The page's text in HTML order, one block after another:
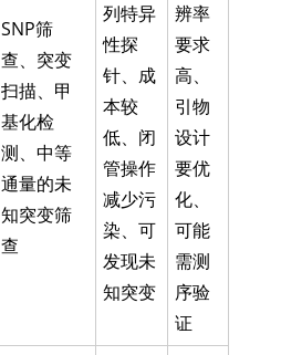
SNP筛
查、突变
扫描、甲
基化检
测、中等
通量的未
知突变筛
查
列特异
性探
针、成
本较
低、闭
管操作
减少污
染、可
发现未
知突变
辨率
要求
高、
引物
设计
要优
化、
可能
需测
序验
证